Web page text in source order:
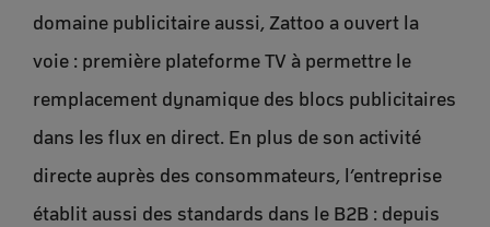
domaine publicitaire aussi, Zattoo a ouvert la
voie : première plateforme TV à permettre le
remplacement dynamique des blocs publicitaires
dans les flux en direct. En plus de son activité
directe auprès des consommateurs, l’entreprise
établit aussi des standards dans le B2B : depuis